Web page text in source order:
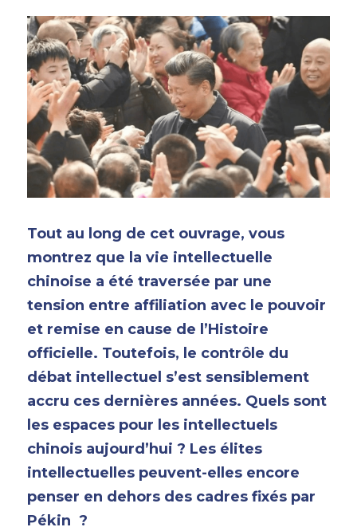
Tout au long de cet ouvrage, vous
montrez que la vie intellectuelle
chinoise a été traversée par une
tension entre affiliation avec le pouvoir
et remise en cause de l’Histoire
officielle. Toutefois, le contrôle du
débat intellectuel s’est sensiblement
accru ces dernières années. Quels sont
les espaces pour les intellectuels
chinois aujourd’hui ? Les élites
intellectuelles peuvent-elles encore
penser en dehors des cadres fixés par
Pékin  ?